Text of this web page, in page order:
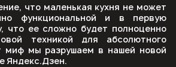
что маленькая кухня не может
функциональной и в первую
что ее сложно будет полноценно
техникой для абсолютного
миф мы разрушаем в нашей новой
Яндекс.Дзен.